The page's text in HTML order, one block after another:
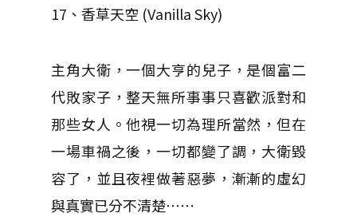
17、香草天空 (Vanilla Sky)
主角大衛，一個大亨的兒子，是個富二
代敗家子，整天無所事事只喜歡派對和
那些女人。他視一切為理所當然，但在
一場車禍之後，一切都變了調，大衛毀
容了，並且夜裡做著惡夢，漸漸的虛幻
與真實已分不清楚⋯⋯